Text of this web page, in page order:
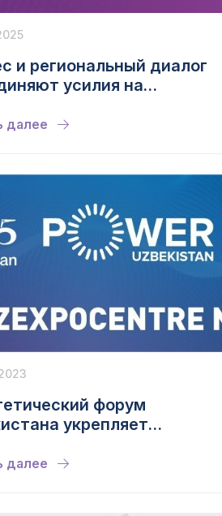
и региональный диалог
усилия на
далее
форум
укрепляет
далее